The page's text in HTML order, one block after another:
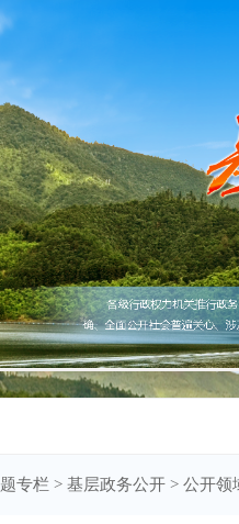
专栏 > 基层政务公开 > 公开领